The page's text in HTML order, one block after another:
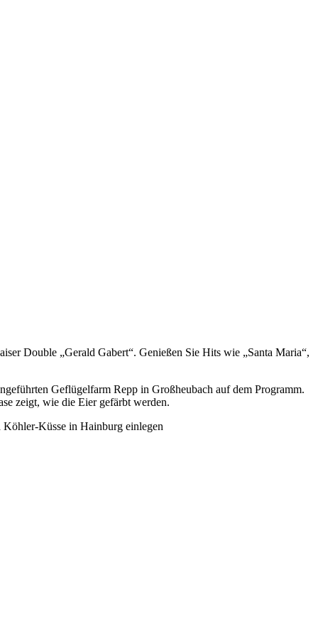
Double „Gerald Gabert“. Genießen Sie Hits wie „Santa Maria“,
Geflügelfarm Repp in Großheubach auf dem Programm.
zeigt, wie die Eier gefärbt werden.
Küsse in Hainburg einlegen